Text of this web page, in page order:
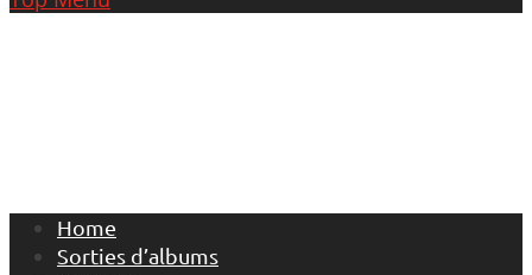
Home
Sorties d’albums